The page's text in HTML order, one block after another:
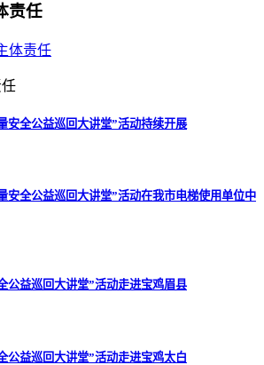
责任
体责任
安全公益巡回大讲堂”活动持续开展
安全公益巡回大讲堂”活动在我市电梯使用单位中
公益巡回大讲堂”活动走进宝鸡眉县
公益巡回大讲堂”活动走进宝鸡太白